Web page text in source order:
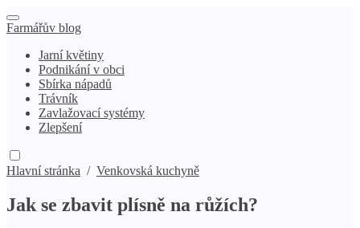
Farmářův blog
Jarní květiny
Podnikání v obci
Sbírka nápadů
Trávník
Zavlažovací systémy
Zlepšení
Hlavní stránka / Venkovská kuchyně
Jak se zbavit plísně na růžích?